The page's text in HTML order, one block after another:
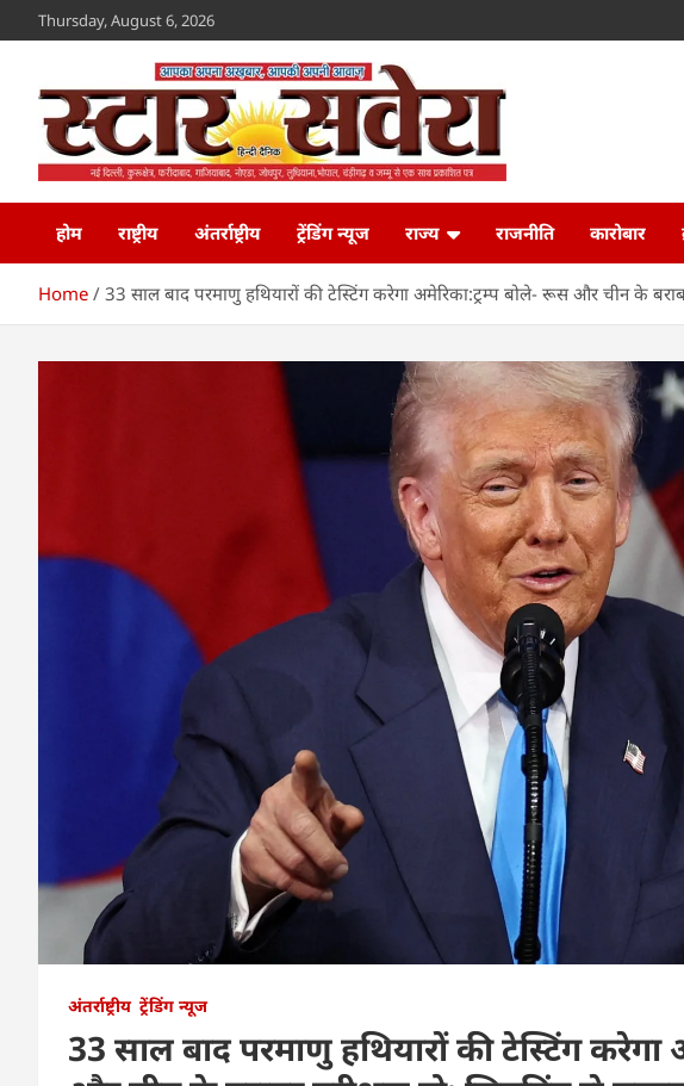
to
Thursday, August 6, 2026
Star Savera
होम
राष्ट्रीय अंतर्राष्ट्रीय ट्रेंडिंग न्यूज राज्य राजनीति कारोबार
Home 33 साल बाद परमाणु हथियारों की टेस्टिंग करेगा अमेरिका:ट्रम्प बोले- रूस और चीन के
अंतर्राष्ट्रीय ट्रेंडिंग न्यूज
33 साल बाद परमाणु हथियारों की टेस्टिंग